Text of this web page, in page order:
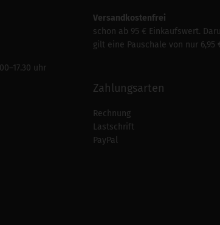
uhr
Versandkostenfrei
schon ab 95 € Einkaufswert.
gilt eine Pauschale von nur 6,95
Zahlungsarten
Rechnung
Lastschrift
PayPal